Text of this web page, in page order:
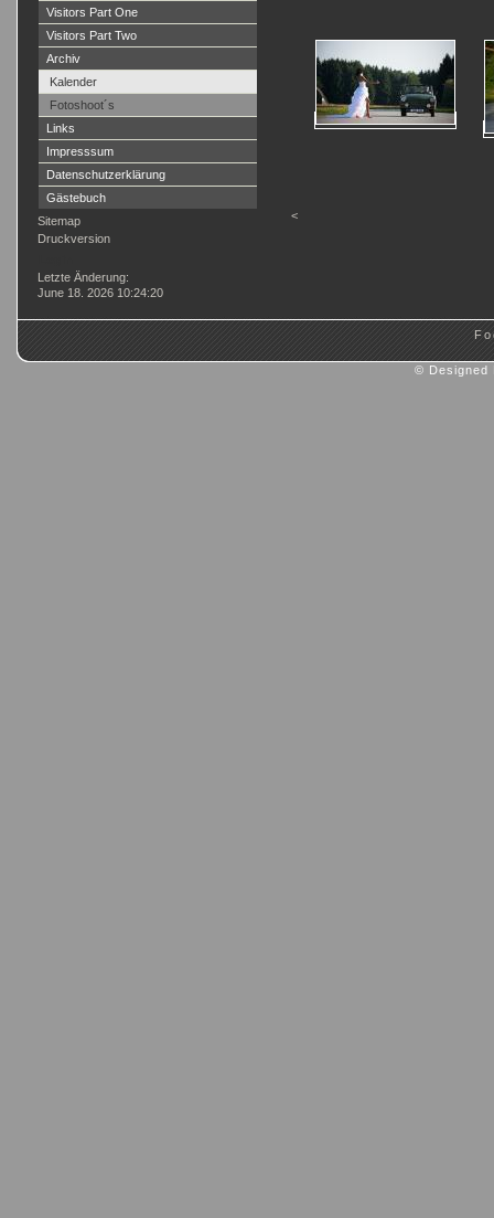
Visitors Part One
Visitors Part Two
Archiv
Kalender
Fotoshoot´s
Links
Impresssum
Datenschutzerklärung
Gästebuch
Sitemap
Druckversion
Letzte Änderung:
June 18. 2026 10:24:20
<
© Designed